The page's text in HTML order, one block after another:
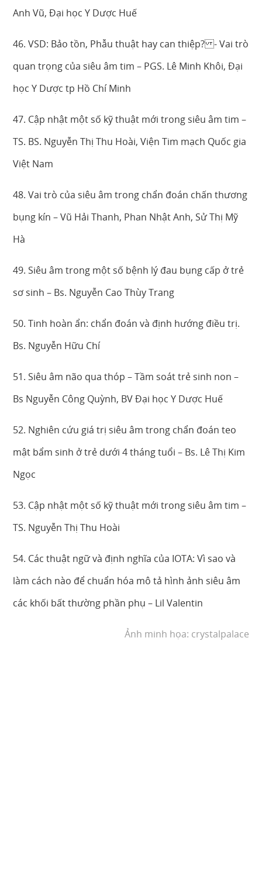
Anh Vũ, Đại học Y Dược Huế
46. VSD: Bảo tồn, Phẫu thuật hay can thiệp? - Vai trò
quan trọng của siêu âm tim – PGS. Lê Minh Khôi, Đại
học Y Dược tp Hồ Chí Minh
47. Cập nhật một số kỹ thuật mới trong siêu âm tim –
TS. BS. Nguyễn Thị Thu Hoài, Viện Tim mạch Quốc gia
Việt Nam
48. Vai trò của siêu âm trong chẩn đoán chấn thương
bụng kín – Vũ Hải Thanh, Phan Nhật Anh, Sử Thị Mỹ
Hà
49. Siêu âm trong một số bệnh lý đau bụng cấp ở trẻ
sơ sinh – Bs. Nguyễn Cao Thùy Trang
50. Tinh hoàn ẩn: chẩn đoán và định hướng điều trị.
Bs. Nguyễn Hữu Chí
51. Siêu âm não qua thóp – Tầm soát trẻ sinh non –
Bs Nguyễn Công Quỳnh, BV Đại học Y Dược Huế
52. Nghiên cứu giá trị siêu âm trong chẩn đoán teo
mật bẩm sinh ở trẻ dưới 4 tháng tuổi – Bs. Lê Thị Kim
Ngọc
53. Cập nhật một số kỹ thuật mới trong siêu âm tim –
TS. Nguyễn Thị Thu Hoài
54. Các thuật ngữ và định nghĩa của IOTA: Vì sao và
làm cách nào để chuẩn hóa mô tả hình ảnh siêu âm
các khối bất thường phần phụ – Lil Valentin
Ảnh minh họa: crystalpalace